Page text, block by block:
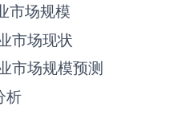
市场规模
市场现状
市场规模预测
析